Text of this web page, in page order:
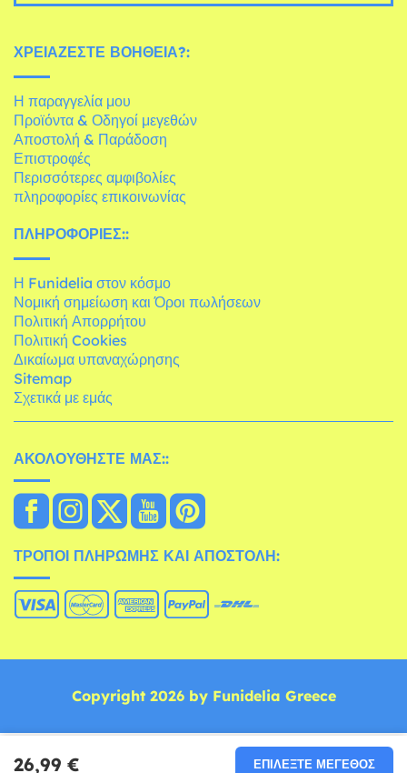
26,99 € ΕΠΙΛΈΞΤΕ ΜΈΓΕΘΟΣ
ΧΡΕΙΆΖΕΣΤΕ ΒΟΉΘΕΙΑ?:
Η παραγγελία μου
Προϊόντα & Οδηγοί μεγεθών
Αποστολή & Παράδοση
Επιστροφές
Περισσότερες αμφιβολίες
πληροφορίες επικοινωνίας
ΠΛΗΡΟΦΟΡΊΕΣ::
Η Funidelia στον κόσμο
Νομική σημείωση και Όροι πωλήσεων
Πολιτική Απορρήτου
Πολιτική Cookies
Δικαίωμα υπαναχώρησης
Sitemap
Σχετικά με εμάς
ΑΚΟΛΟΥΘΉΣΤΕ ΜΑΣ::
ΤΡΌΠΟΙ ΠΛΗΡΩΜΉΣ ΚΑΙ ΑΠΟΣΤΟΛΉ:
Copyright 2026 by Funidelia Greece